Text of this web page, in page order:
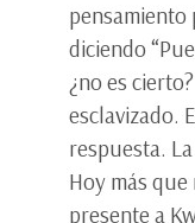
pensamiento
diciendo
¿no es
esclavizado.
respuesta.
Hoy más
presente a